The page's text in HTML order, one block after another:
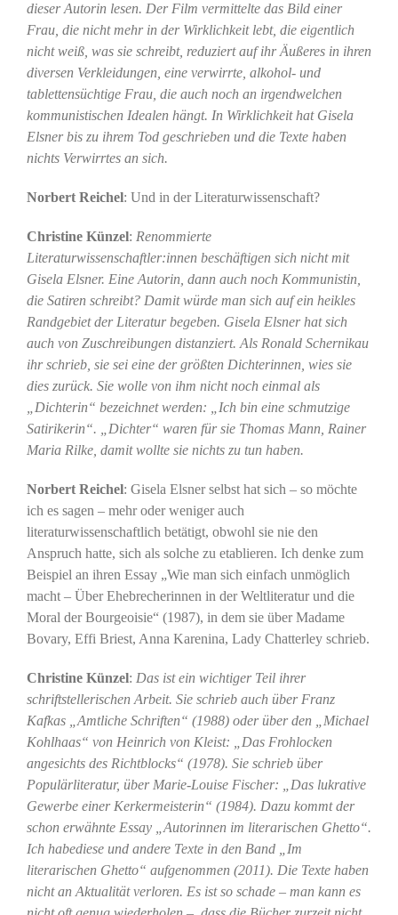
dieser Autorin lesen. Der Film vermittelte das Bild einer
Frau, die nicht mehr in der Wirklichkeit lebt, die eigentlich
nicht weiß, was sie schreibt, reduziert auf ihr Äußeres in ihren
diversen Verkleidungen, eine verwirrte, alkohol- und
tablettensüchtige Frau, die auch noch an irgendwelchen
kommunistischen Idealen hängt. In Wirklichkeit hat Gisela
Elsner bis zu ihrem Tod geschrieben und die Texte haben
nichts Verwirrtes an sich.
Norbert Reichel: Und in der Literaturwissenschaft?
Christine Künzel: Renommierte
Literaturwissenschaftler:innen beschäftigen sich nicht mit
Gisela Elsner. Eine Autorin, dann auch noch Kommunistin,
die Satiren schreibt? Damit würde man sich auf ein heikles
Randgebiet der Literatur begeben. Gisela Elsner hat sich
auch von Zuschreibungen distanziert. Als Ronald Schernikau
ihr schrieb, sie sei eine der größten Dichterinnen, wies sie
dies zurück. Sie wolle von ihm nicht noch einmal als
„Dichterin“ bezeichnet werden: „Ich bin eine schmutzige
Satirikerin“. „Dichter“ waren für sie Thomas Mann, Rainer
Maria Rilke, damit wollte sie nichts zu tun haben.
Norbert Reichel: Gisela Elsner selbst hat sich – so möchte
ich es sagen – mehr oder weniger auch
literaturwissenschaftlich betätigt, obwohl sie nie den
Anspruch hatte, sich als solche zu etablieren. Ich denke zum
Beispiel an ihren Essay „Wie man sich einfach unmöglich
macht – Über Ehebrecherinnen in der Weltliteratur und die
Moral der Bourgeoisie“ (1987), in dem sie über Madame
Bovary, Effi Briest, Anna Karenina, Lady Chatterley schrieb.
Christine Künzel: Das ist ein wichtiger Teil ihrer
schriftstellerischen Arbeit. Sie schrieb auch über Franz
Kafkas „Amtliche Schriften“ (1988) oder über den „Michael
Kohlhaas“ von Heinrich von Kleist: „Das Frohlocken
angesichts des Richtblocks“ (1978). Sie schrieb über
Populärliteratur, über Marie-Louise Fischer: „Das lukrative
Gewerbe einer Kerkermeisterin“ (1984). Dazu kommt der
schon erwähnte Essay „Autorinnen im literarischen Ghetto“.
Ich habediese und andere Texte in den Band „Im
literarischen Ghetto“ aufgenommen (2011). Die Texte haben
nicht an Aktualität verloren. Es ist so schade – man kann es